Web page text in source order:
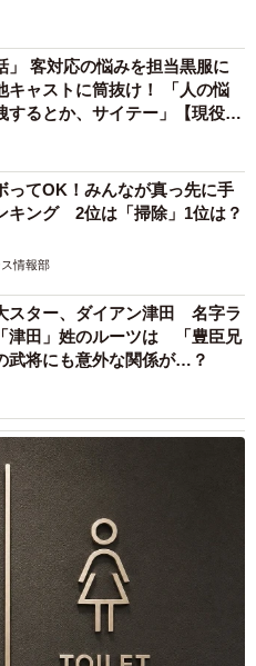
」 客対応の悩みを担当黒服に
トに筒抜け！ 「人の悩
するとか、サイテー」【現役キ
ってOK！みんなが真っ先に手
キング 2位は「掃除」1位は？
情報部
スター、ダイアン津田 名字ラ
津田」姓のルーツは 「豊臣兄
武将にも意外な関係が…？